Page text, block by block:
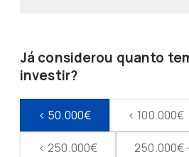
Já considerou quanto
investir?
< 50.000€ < 100.000€
< 250.000€ 250.000€